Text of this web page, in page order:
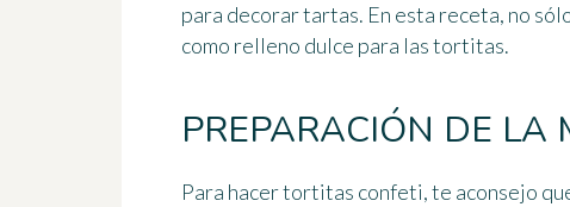
para decorar tartas. En esta receta, no
como relleno dulce para las tortitas.
PREPARACIÓN DE LA
Para hacer tortitas confeti, te aconsejo